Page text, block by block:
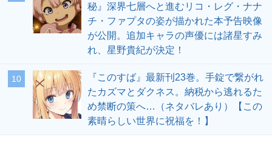
秘』深界七層へと進むリコ・レグ・ナナ
チ・ファプタの姿が描かれた本予告映像
が公開。追加キャラの声優には諸星すみ
れ、星野貴紀が決定！
10
『このすば』最新刊23巻。手錠で繋がれ
たカズマとダクネス。納税から逃れるた
め禁断の策へ…（ネタバレあり）【この
素晴らしい世界に祝福を！】